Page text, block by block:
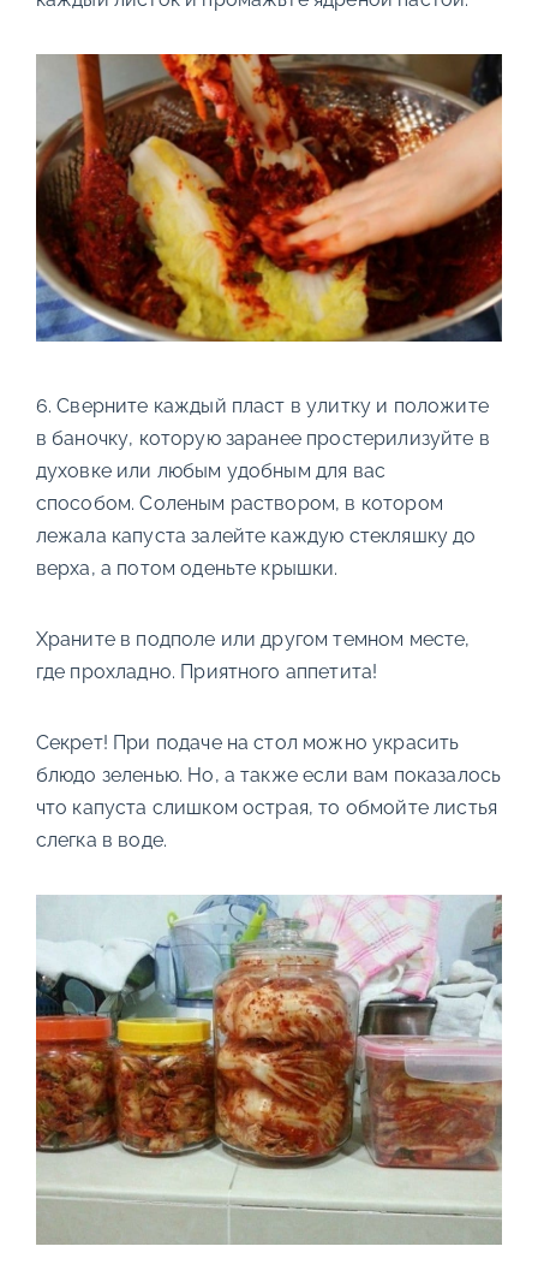
6. Сверните каждый пласт в улитку и положите
в баночку, которую заранее простерилизуйте в
духовке или любым удобным для вас
способом. Соленым раствором, в котором
лежала капуста залейте каждую стекляшку до
верха, а потом оденьте крышки.
Храните в подполе или другом темном месте,
где прохладно. Приятного аппетита!
Секрет! При подаче на стол можно украсить
блюдо зеленью. Но, а также если вам показалось
что капуста слишком острая, то обмойте листья
слегка в воде.